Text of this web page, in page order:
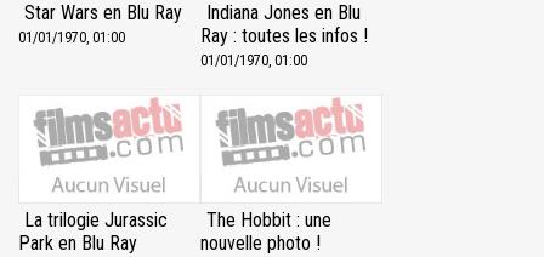
Star Wars en Blu Ray
01/01/1970, 01:00
Indiana Jones en Blu
Ray : toutes les infos !
01/01/1970, 01:00
La trilogie Jurassic
Park en Blu Ray
The Hobbit : une
nouvelle photo !